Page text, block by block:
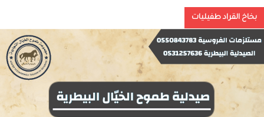
بخاخ القراد طفيليات